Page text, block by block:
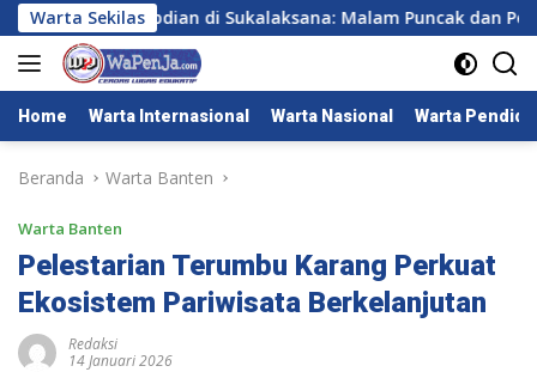
Langsung
ke
konten
Warta Sekilas
Pengabdian di Sukalaksana: Malam Puncak dan Perpisahan
Home Warta Internasional Warta Nasional Warta
Beranda Warta Banten
Warta Banten
Pelestarian Terumbu Karang Perkuat
Ekosistem Pariwisata Berkelanjutan
Redaksi
14 Januari 2026